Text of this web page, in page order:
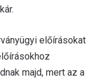
előírásokat
majd, mert az a